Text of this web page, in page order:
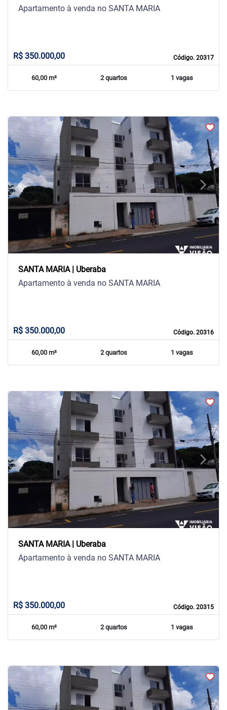
Código. 20317
Apartamento à venda no SANTA MARIA
R$ 350.000,00
60,00 m² 2 quartos 1 vagas
arrow_back_iosPrevious arrow_forward_ios
Next
SANTA MARIA | Uberaba
Código. 20316
Apartamento à venda no SANTA MARIA
R$ 350.000,00
60,00 m² 2 quartos 1 vagas
arrow_back_iosPrevious arrow_forward_ios
Next
SANTA MARIA | Uberaba
Código. 20315
Apartamento à venda no SANTA MARIA
R$ 350.000,00
60,00 m² 2 quartos 1 vagas